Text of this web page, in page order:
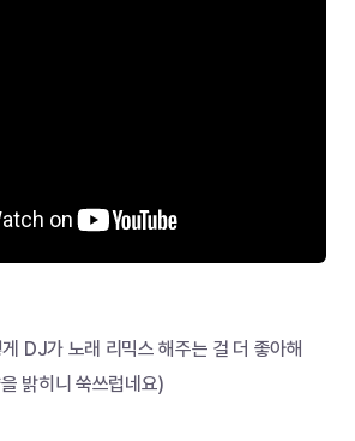
DJ가 노래 리믹스 해주는 걸 더 좋아해
밝히니 쑥쓰럽네요)